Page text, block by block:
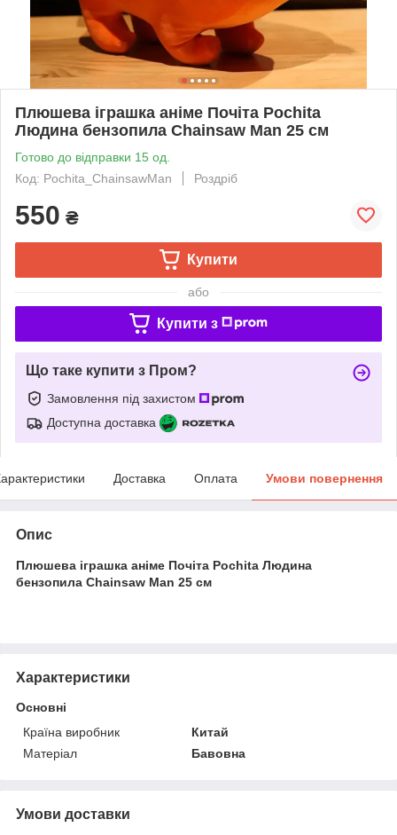
Плюшева іграшка аніме Почіта Pochita
Людина бензопила Chainsaw Man 25 см
Готово до відправки 15 од.
Код: Pochita_ChainsawMan
Роздріб
550 ₴
Купити
або
Купити з
Що таке купити з Пром?
Замовлення під захистом
Доступна доставка
Доставка Оплата Умови повернення
Опис
Плюшева іграшка аніме Почіта Pochita Людина
бензопила Chainsaw Man 25 см
Характеристики
Основні
Країна виробник
Китай
Матеріал
Бавовна
Умови доставки